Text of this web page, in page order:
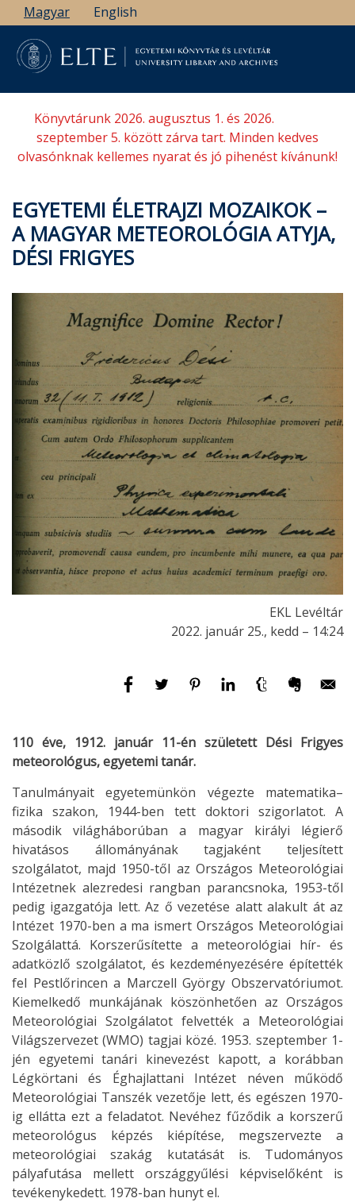
Ugrás
a
tartalomra
Magyar English
Könyvtárunk 2026. augusztus 1. és 2026.
szeptember 5. között zárva tart. Minden kedves
olvasónknak kellemes nyarat és jó pihenést kívánunk!
EGYETEMI ÉLETRAJZI MOZAIKOK –
A MAGYAR METEOROLÓGIA ATYJA,
DÉSI FRIGYES
EKL Levéltár
2022. január 25., kedd – 14:24
110 éve, 1912. január 11-én született Dési Frigyes
meteorológus, egyetemi tanár.
Tanulmányait egyetemünkön végezte matematika–
fizika szakon, 1944-ben tett doktori szigorlatot. A
második világháborúban a magyar királyi légierő
hivatásos állományának tagjaként teljesített
szolgálatot, majd 1950-től az Országos Meteorológiai
Intézetnek alezredesi rangban parancsnoka, 1953-től
pedig igazgatója lett. Az ő vezetése alatt alakult át az
Intézet 1970-ben a ma ismert Országos Meteorológiai
Szolgálattá. Korszerűsítette a meteorológiai hír- és
adatközlő szolgálatot, és kezdeményezésére építették
fel Pestlőrincen a Marczell György Obszervatóriumot.
Kiemelkedő munkájának köszönhetően az Országos
Meteorológiai Szolgálatot felvették a Meteorológiai
Világszervezet (WMO) tagjai közé. 1953. szeptember 1-
jén egyetemi tanári kinevezést kapott, a korábban
Légkörtani és Éghajlattani Intézet néven működő
Meteorológiai Tanszék vezetője lett, és egészen 1970-
ig ellátta ezt a feladatot. Nevéhez fűződik a korszerű
meteorológus képzés kiépítése, megszervezte a
meteorológiai szakág kutatását is. Tudományos
pályafutása mellett országgyűlési képviselőként is
tevékenykedett. 1978-ban hunyt el.